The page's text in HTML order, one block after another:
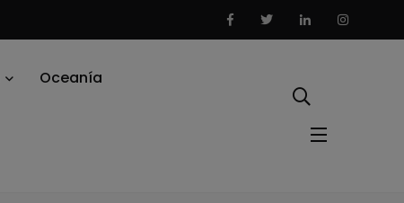
Oceanía